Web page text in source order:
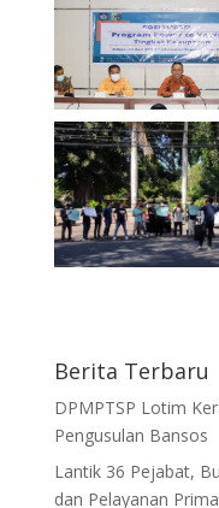
Berita Terbaru
DPMPTSP Lotim
Pengusulan Bansos
Lantik 36 Pejabat,
dan Pelayanan Prima